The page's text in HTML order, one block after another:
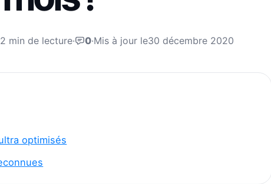
2 min de lecture· 0·Mis à jour le30 décembre 2020
optimisés